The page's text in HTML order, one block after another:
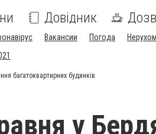
Довідник
Вакансии Погода
багатоквартирних будинків
у